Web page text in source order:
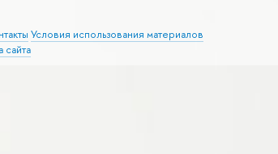
Условия использования материалов
сайта